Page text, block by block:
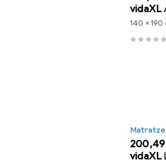
vidaXL
140 x 190
Matratze
EUR
200,49
vidaXL